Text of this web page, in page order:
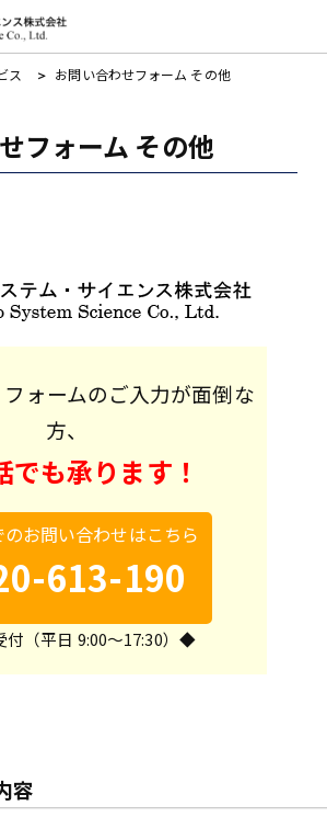
ス お問い合わせフォーム その他
フォーム その他
ォームのご入力が面倒な
方、
でも承ります！
お問い合わせはこちら
613-190
（平日 9:00～17:30）◆
容